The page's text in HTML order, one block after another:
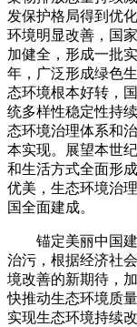
发保护格局得到优
环境明显改善，国
加健全，形成一批
年，广泛形成绿色
态环境根本好转，
统多样性稳定性持
态环境治理体系和
本实现。展望本世
和生活方式全面形
优美，生态环境治
国全面建成。
锚定美丽中国建
治污，根据经济社
境改善的新期待，
快推动生态环境质
实现生态环境持续